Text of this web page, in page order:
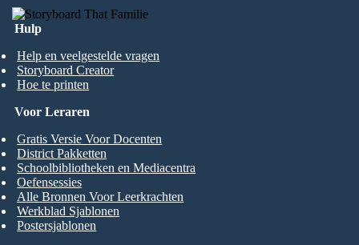
Hulp
Help en veelgestelde vragen
Storyboard Creator
Hoe te printen
Voor Leraren
Gratis Versie Voor Docenten
District Pakketten
Schoolbibliotheken en Mediacentra
Oefensessies
Alle Bronnen Voor Leerkrachten
Werkblad Sjablonen
Postersjablonen